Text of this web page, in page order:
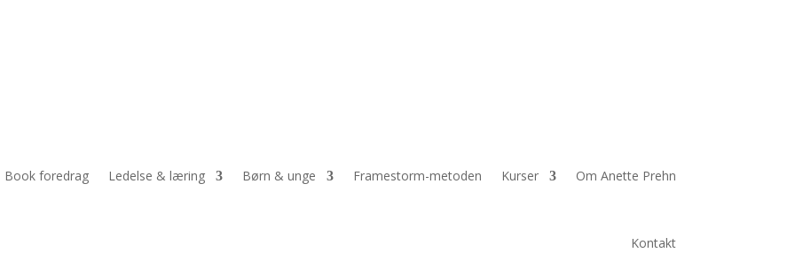
Book foredrag Ledelse & læring Børn & unge Framestorm-metoden Kurser Om Anette Prehn
Kontakt